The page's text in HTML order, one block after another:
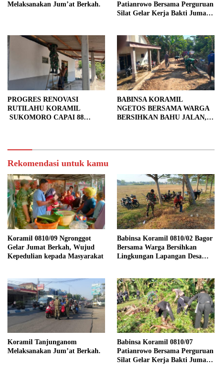
Melaksanakan Jum’at Berkah.
Patianrowo Bersama Perguruan
Silat Gelar Kerja Bakti Jumat
PROGRES RENOVASI
RUTILAHU KORAMIL
SUKOMORO CAPAI 88
BABINSA KORAMIL
NGETOS BERSAMA WARGA
BERSIHKAN BAHU JALAN,
Rekomendasi untuk kamu
Koramil 0810/09 Ngronggot
Gelar Jumat Berkah, Wujud
Kepedulian kepada Masyarakat
Babinsa Koramil 0810/02 Bagor
Bersama Warga Bersihkan
Lingkungan Lapangan Desa
Koramil Tanjunganom
Melaksanakan Jum’at Berkah.
Babinsa Koramil 0810/07
Patianrowo Bersama Perguruan
Silat Gelar Kerja Bakti Jumat